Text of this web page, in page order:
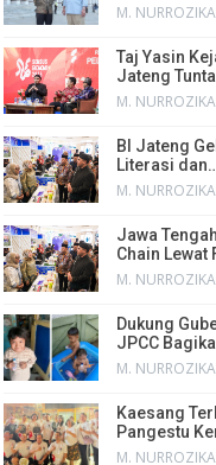
M.
Taj Yasin
Jateng
M.
BI Jateng
Literasi
M.
Jawa
Chain Lewat
M.
Dukung
JPCC
M.
Kaesang
Pangestu
M.